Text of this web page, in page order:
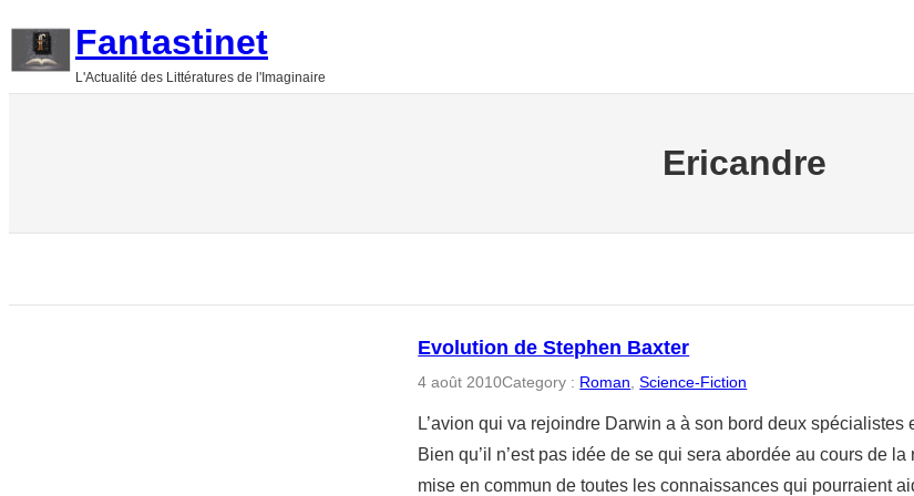
Fantastinet
L'Actualité des Littératures de l'Imaginaire
Ericandre
Evolution de Stephen Baxter
4 août 2010Category : Roman , Science-Fiction
L’avion qui va rejoindre Darwin a à son bord deux spécialistes
Bien qu’il n’est pas idée de se qui sera abordée au cours de
mise en commun de toutes les connaissances qui pourraient